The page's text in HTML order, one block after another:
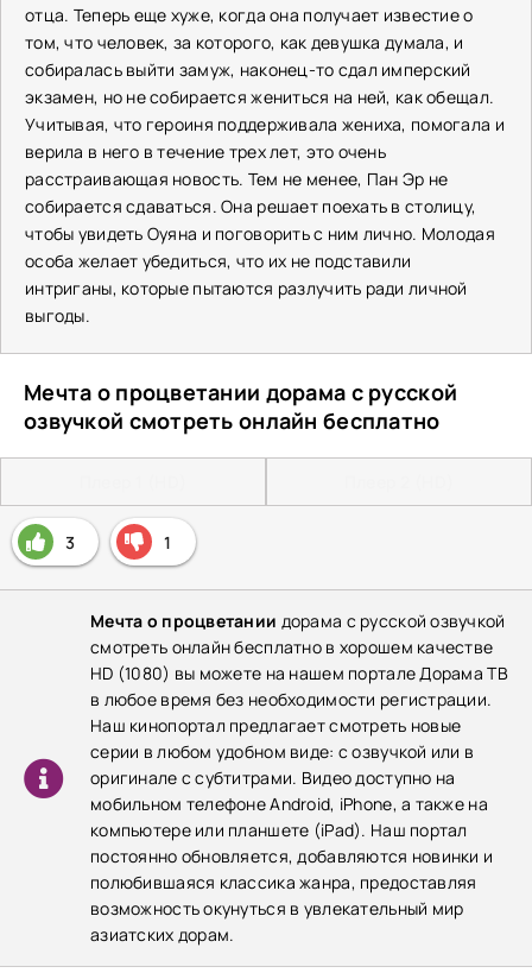
отца. Теперь еще хуже, когда она получает известие о
том, что человек, за которого, как девушка думала, и
собиралась выйти замуж, наконец-то сдал имперский
экзамен, но не собирается жениться на ней, как обещал.
Учитывая, что героиня поддерживала жениха, помогала и
верила в него в течение трех лет, это очень
расстраивающая новость. Тем не менее, Пан Эр не
собирается сдаваться. Она решает поехать в столицу,
чтобы увидеть Оуяна и поговорить с ним лично. Молодая
особа желает убедиться, что их не подставили
интриганы, которые пытаются разлучить ради личной
выгоды.
Мечта о процветании дорама с русской
озвучкой смотреть онлайн бесплатно
3 1
Мечта о процветании дорама с русской озвучкой
смотреть онлайн бесплатно в хорошем качестве
HD (1080) вы можете на нашем портале Дорама ТВ
в любое время без необходимости регистрации.
Наш кинопортал предлагает смотреть новые
серии в любом удобном виде: с озвучкой или в
оригинале с субтитрами. Видео доступно на
мобильном телефоне Android, iPhone, а также на
компьютере или планшете (iPad). Наш портал
постоянно обновляется, добавляются новинки и
полюбившаяся классика жанра, предоставляя
возможность окунуться в увлекательный мир
азиатских дорам.